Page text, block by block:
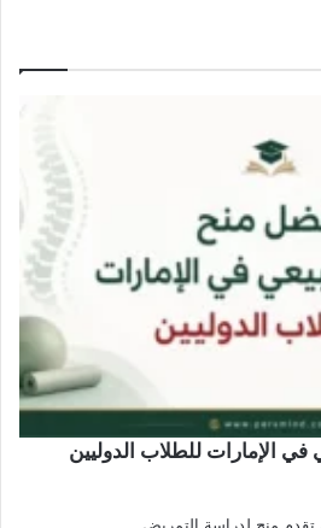
الإمارات للطلاب الدوليين